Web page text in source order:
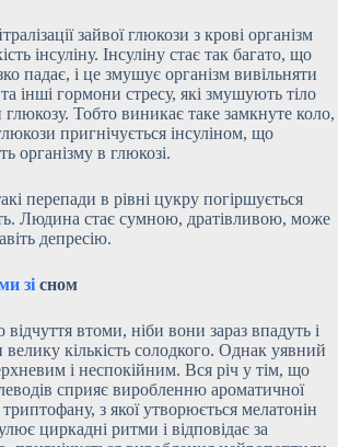
зайвої глюкози з крові організм
інсуліну. Інсуліну стає так багато, що
падає, і це змушує організм вивільняти
інші гормони стресу, які змушують тіло
Тобто виникає таке замкнуте коло,
пригнічується інсуліном, що
організму в глюкозі.
перепади в рівні цукру погіршується
Людина стає сумною, дратівливою, може
депресію.
зі сном
втоми, ніби вони зараз впадуть і
велику кількість солодкого. Однак уявний
і неспокійним. Вся річ у тім, що
сприяє виробленню ароматичної
з якої утворюється мелатонін
циркадні ритми і відповідає за